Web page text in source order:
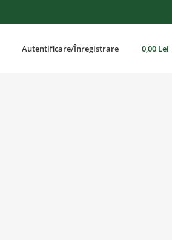
Autentificare/Înregistrare 0,00 Lei